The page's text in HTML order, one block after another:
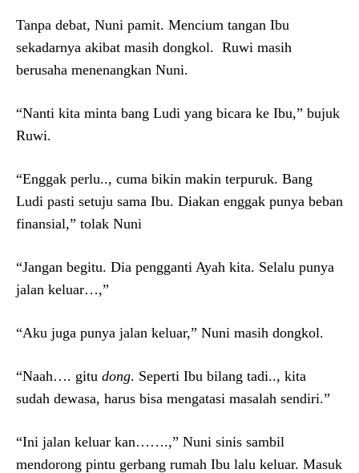
Tanpa debat, Nuni pamit. Mencium tangan Ibu
sekadarnya akibat masih dongkol. Ruwi masih
berusaha menenangkan Nuni.
“Nanti kita minta bang Ludi yang bicara ke Ibu,” bujuk
Ruwi.
“Enggak perlu.., cuma bikin makin terpuruk. Bang
Ludi pasti setuju sama Ibu. Diakan enggak punya beban
finansial,” tolak Nuni
“Jangan begitu. Dia pengganti Ayah kita. Selalu punya
jalan keluar…,”
“Aku juga punya jalan keluar,” Nuni masih dongkol.
“Naah…. gitu dong. Seperti Ibu bilang tadi.., kita
sudah dewasa, harus bisa mengatasi masalah sendiri.”
“Ini jalan keluar kan…….,” Nuni sinis sambil
mendorong pintu gerbang rumah Ibu lalu keluar. Masuk